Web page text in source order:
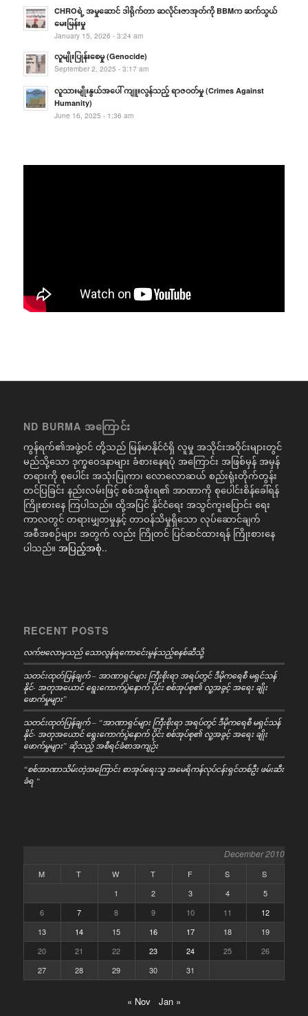
CHROရဲ့ အမှုဆောင် ဒါရိုက်တာ ဆလိုင်းဇာအုတ်ကို BBMက ဆက်သွယ်
မေးမြန်းမှု
January 15, 2026 - 3:24 am
လူမျိုးပြုန်းစေမှု (Genocide)
September 2, 2025 - 3:17 am
လူသားမျိုးနွယ်အပေါ် ကျူးလွန်သည့် ရာဇဝတ်မှု (Crimes Against
Humanity)
June 16, 2025 - 1:36 am
ND BURMA အကြောင်း
ကွန်ရက်၏အဖွဲ့ဝင် တို့သည် မြန်မာနိုင်ငံရှိ လူမှု အသိုင်းအဝိုင်းများတွင်
မည်သို့သော ဒုက္ခဝေဒနာများ ခံစားနေရပုံ အကြောင်း အဖြစ်မှန် အမှန်
တရားကို စုပေါင်း အသုံးပြုကာ၊ လောလောဆယ် စည်းရုံးတိုက်တွန်း
တင်ပြခြင်း နည်းလမ်းဖြင့် စစ်အစိုးရ၏ အာဏာကို စုပေါင်းစိန်ခေါ်ရန်
ကြိုးစားနေ ကြပါသည်။ ထို့အပြင် နိုင်ငံရေး အသွင်ကူးပြောင်း ရေး
ကာလတွင် တရားမျှတမှုနှင့် တာဝန်သိမှုရှိသော လုပ်ဆောင်ချက်
အစီအစဉ်များ အတွက် လည်း ကြိုတင် ပြင်ဆင်ထားရန် ကြိုးစားနေ
ပါသည်။ အပြည့်အစုံ..
RECENT POSTS
လက်ဗလောမှသည် သောလွန်ရကောင်ေးမွန်သည့်စနစ်ဆီသို့
သတင်းထုတ်ပြန်ချက် – အာဏာရှင်များ ကြီးစိုးရာ အရပ်တွင် ဒီမိုကရေစီ မရှင်သန်
နိုင်- အတုအယောင် ရွေးကောက်ပွဲနောက် ပိုင်း စစ်အုပ်စု၏ လူ့အခွင့် အရေး ချိုး
ဖောက်မှုများ”
သတင်းထုတ်ပြန်ချက် – “အာဏာရှင်များ ကြီးစိုးရာ အရပ်တွင် ဒီမိုကရေစီ မရှင်သန်
နိုင်- အတုအယောင် ရွေးကောက်ပွဲနောက် ပိုင်း စစ်အုပ်စု၏ လူ့အခွင့် အရေး ချိုး
ဖောက်မှုများ” ဆိုသည့် အစီရင်ခံစာအကျဉ်း
“စစ်အာဏာသိမ်းတဲ့အကြောင်း စာအုပ်ရေးသူ အမေရိကန်လုပ်ငန်းရှင်တစ်ဦး ဖမ်းဆီး
ခံရ “
December 2010
M T W T F S
S
1
2 3 4
5
6
7 8 9 10 11
12
13
14 15 16 17 18
19
20
21 22 23 24 25
26
27
28 29 30 31
« Nov Jan »